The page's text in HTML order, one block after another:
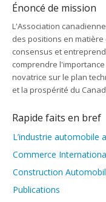
Énoncé de mission
L'Association
des positions en
consensus et
comprendre
novatrice sur le plan
et la prospérité du
Rapide faits en bref
L’industrie automobile
Commerce
Construction
Publications